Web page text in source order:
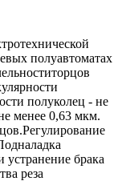
полуавтоматах
полуколец - не
менее 0,63 мкм.
брака
реза